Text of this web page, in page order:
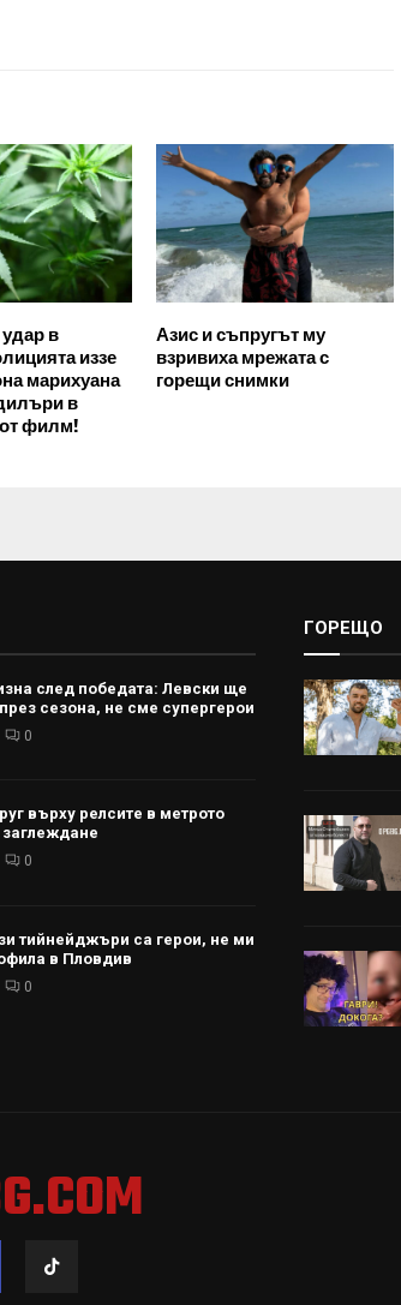
в
иззе
марихуана
в
филм!
Азис и съпругът му
взривиха мрежата с
горещи снимки
след победата: Левски ще
сезона, не сме супергерои
0
върху релсите в метрото
0
тийнейджъри са герои, не ми
в Пловдив
0
ГОРЕЩО